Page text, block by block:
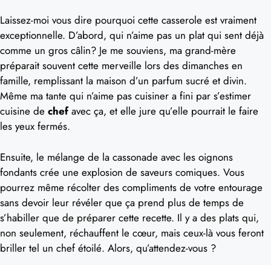
Laissez-moi vous dire pourquoi cette casserole est vraiment
exceptionnelle. D’abord, qui n’aime pas un plat qui sent déjà
comme un gros câlin? Je me souviens, ma grand-mère
préparait souvent cette merveille lors des dimanches en
famille, remplissant la maison d’un parfum sucré et divin.
Même ma tante qui n’aime pas cuisiner a fini par s’estimer
cuisine de chefavec ça, et elle jure qu’elle pourrait le faire
les yeux fermés.
Ensuite, le mélange de la cassonade avec les oignons
fondants crée une explosion de saveurs comiques. Vous
pourrez même récolter des compliments de votre entourage
sans devoir leur révéler que ça prend plus de temps de
s’habiller que de préparer cette recette. Il y a des plats qui,
non seulement, réchauffent le cœur, mais ceux-là vous feront
briller tel un chef étoilé. Alors, qu’attendez-vous ?